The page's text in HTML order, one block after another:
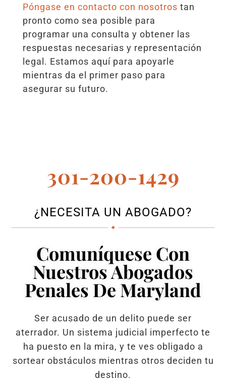
Póngase en contacto con nosotros tan
pronto como sea posible para
programar una consulta y obtener las
respuestas necesarias y representación
legal. Estamos aquí para apoyarle
mientras da el primer paso para
asegurar su futuro.
301-200-1429
¿NECESITA UN ABOGADO?
Comuníquese Con
Nuestros Abogados
Penales De Maryland
Ser acusado de un delito puede ser
aterrador. Un sistema judicial imperfecto te
ha puesto en la mira, y te ves obligado a
sortear obstáculos mientras otros deciden tu
destino.